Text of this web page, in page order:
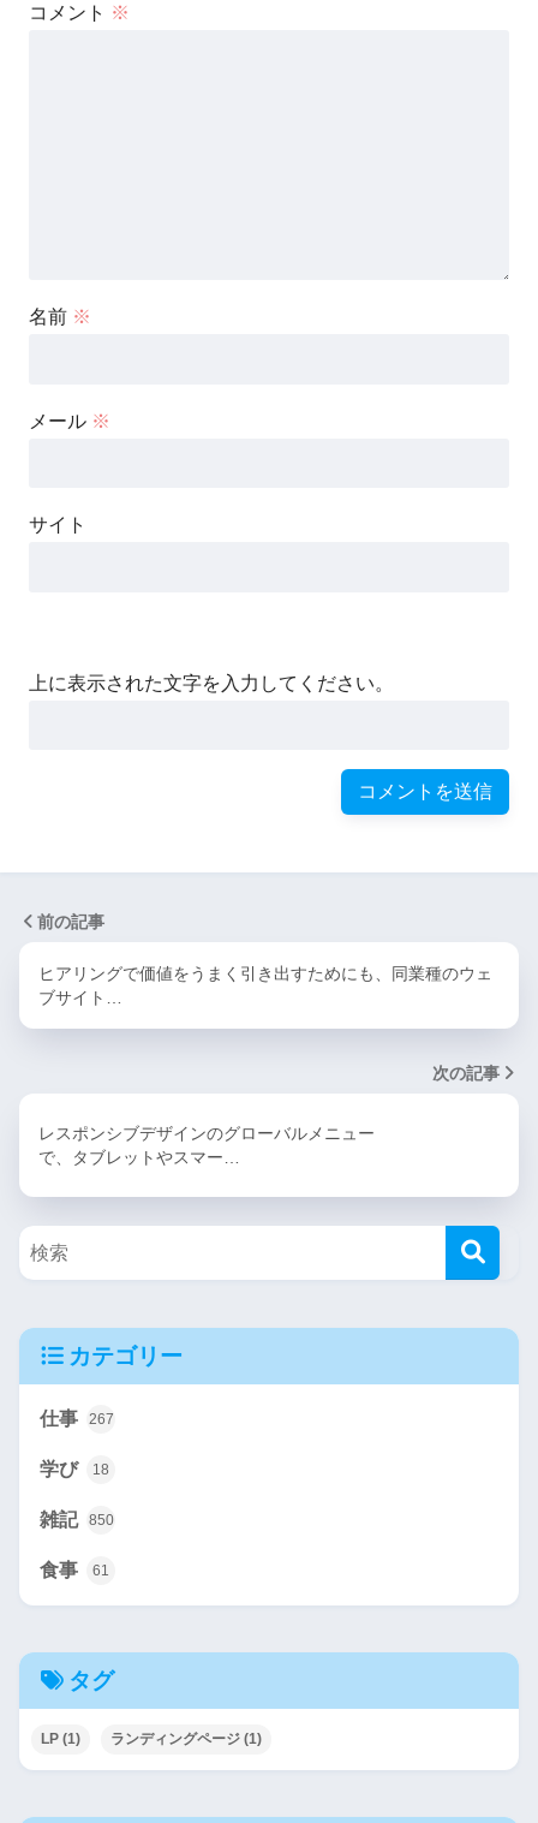
コメント ※
名前 ※
メール ※
サイト
上に表示された文字を入力してください。
前の記事
ヒアリングで価値をうまく引き出すためにも、同業種のウェ
ブサイト…
次の記事
レスポンシブデザインのグローバルメニュー
で、タブレットやスマー…
カテゴリー
仕事 267
学び 18
雑記 850
食事 61
タグ
LP (1) ランディングページ (1)